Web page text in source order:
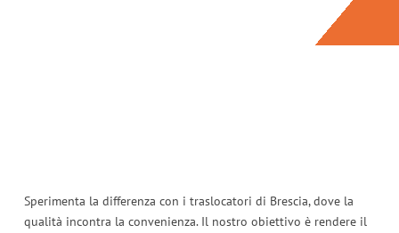
Sperimenta la differenza con i traslocatori di Brescia, dove la
qualità incontra la convenienza. Il nostro obiettivo è rendere il